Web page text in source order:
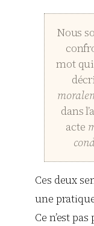
Nous
mot
dans
acte
Ces deux
une
Ce n’est